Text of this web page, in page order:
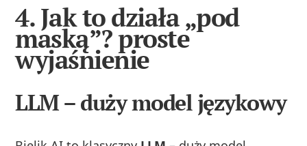
4. Jak to działa „pod
maską”? proste
wyjaśnienie
LLM – duży model językowy